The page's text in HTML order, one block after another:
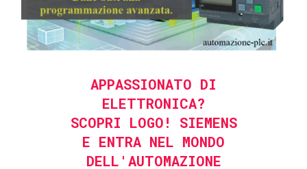
APPASSIONATO DI
ELETTRONICA?
SCOPRI LOGO! SIEMENS
E ENTRA NEL MONDO
DELL'AUTOMAZIONE